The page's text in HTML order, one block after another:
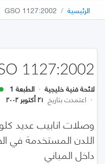
الرئيسية GSO 1127:2002
1127:2002
لائحة فنية خليجية · الطبعة 1
· اعتمدت بتاريخ ٢١ أكتوبر ٢٠٠٢
وصلات انابيب عديد
اللدن المستخدمة في
داخل المباني